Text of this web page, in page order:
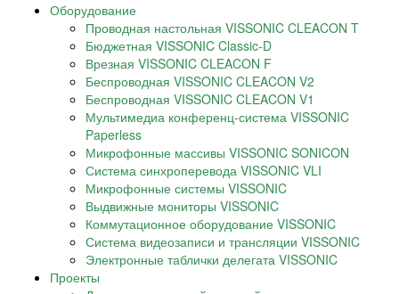
Оборудование
Проводная настольная VISSONIC CLEACON T
Бюджетная VISSONIC Classic-D
Врезная VISSONIC CLEACON F
Беспроводная VISSONIC CLEACON V2
Беспроводная VISSONIC CLEACON V1
Мультимедиа конференц-система VISSONIC
Paperless
Микрофонные массивы VISSONIC SONICON
Система синхроперевода VISSONIC VLI
Микрофонные системы VISSONIC
Выдвижные мониторы VISSONIC
Коммутационное оборудование VISSONIC
Система видеозаписи и трансляции VISSONIC
Электронные таблички делегата VISSONIC
Проекты